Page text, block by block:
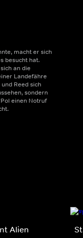
macht er sich
besucht hat.
an die
Landefähre
Reed sich
sondern
einen Notruf
Alien